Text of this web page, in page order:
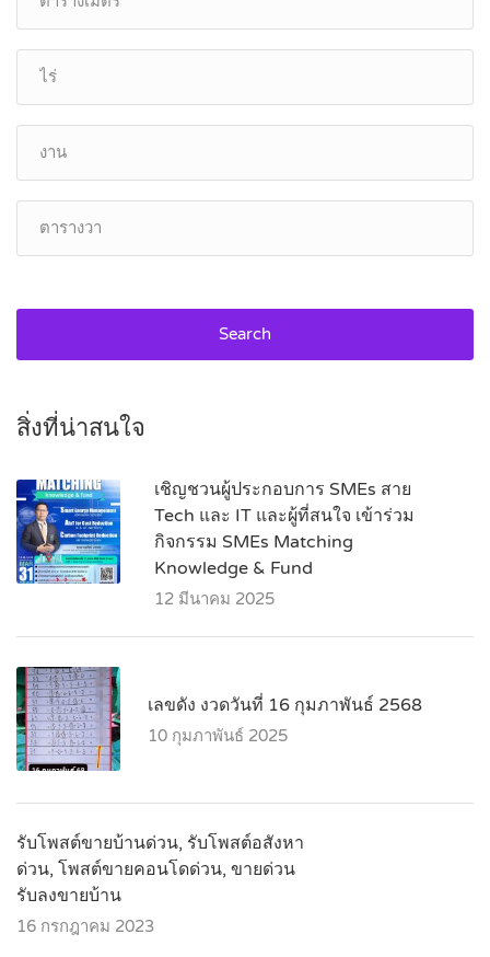
Search
สิ่งที่น่าสนใจ
เชิญชวนผู้ประกอบการ SMEs สาย
Tech และ IT และผู้ที่สนใจ เข้าร่วม
กิจกรรม SMEs Matching
Knowledge & Fund
12 มีนาคม 2025
เลขดัง งวดวันที่ 16 กุมภาพันธ์ 2568
10 กุมภาพันธ์ 2025
รับโพสต์ขายบ้านด่วน, รับโพสต์อสังหา
ด่วน, โพสต์ขายคอนโดด่วน, ขายด่วน
รับลงขายบ้าน
16 กรกฎาคม 2023